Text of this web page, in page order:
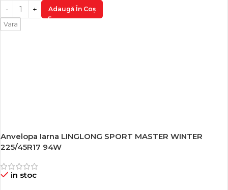
Adaugă În Coș
Vara
-18%
Anvelopa Iarna LINGLONG SPORT MASTER WINTER
225/45R17 94W
in stoc